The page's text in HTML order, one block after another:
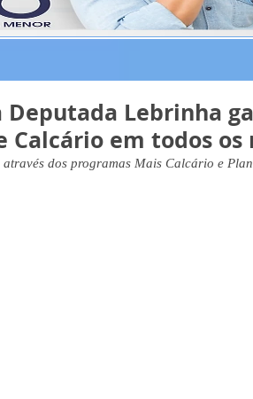
Deputada Lebrinha
Calcário em todos
dos programas Mais Calcário e